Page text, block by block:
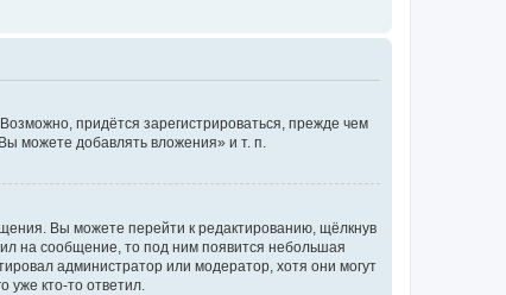
придётся зарегистрироваться, прежде чем
можете добавлять вложения» и т. п.
Вы можете перейти к редактированию, щёлкнув
на сообщение, то под ним появится небольшая
администратор или модератор, хотя они могут
кто-то ответил.